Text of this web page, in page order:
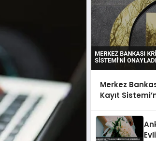
Merkez
Kayıt